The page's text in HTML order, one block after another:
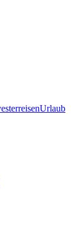
Urlaub